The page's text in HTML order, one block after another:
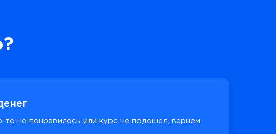
то не понравилось или курс не подошел, вернем